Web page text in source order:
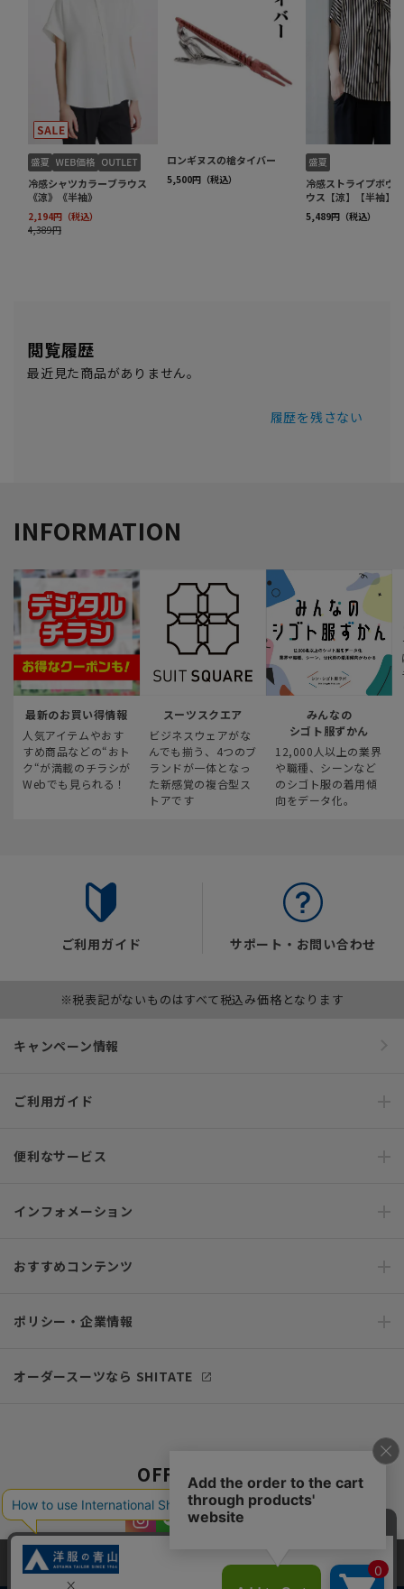
閲覧履歴
最近見た商品がありません。
履歴を残さない
INFORMATION
最新のお買い得情報
人気アイテムやおす
すめ商品などの“おト
ク“が満載のチラシが
Webでも見られる！
スーツスクエア
ビジネスウェアがな
んでも揃う、4つのブ
ランドが一体となっ
た新感覚の複合型ス
トアです
みんなの
シゴト服ずかん
12,000人以上の業界
や職種、シーンなど
のシゴト服の着用傾
向をデータ化。
ご利用ガイド サポート・お問い合わせ
※税表記がないものはすべて税込み価格となります
キャンペーン情報
ご利用ガイド
便利なサービス
インフォメーション
おすすめコンテンツ
ポリシー・企業情報
オーダースーツなら SHITATE
OFFICIAL SNS